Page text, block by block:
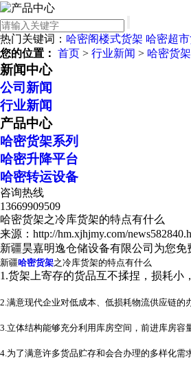
热门关键词： 哈密阁楼式货架 哈密超
您的位置： 首页 > 行业新闻 > 哈密货
新闻中心
公司新闻
行业新闻
产品中心
哈密货架系列
哈密升降平台
哈密转运设备
咨询热线
13669909509
哈密货架之冷库货架的特点有什么
来源：http://hm.xjhjmy.com/
新疆昊嘉明逸仓储设备有限公司为您免
新疆哈密货架之冷库货架的特点有什么
1.货架上寄存的货品互不揉捏，损耗小
2.满意现代企业对低成本、低损耗物流供应链的
3.立体结构能够充分利用库房空间，前进库房容
4.为了满意许多货品贮存和会合办理的多样化需